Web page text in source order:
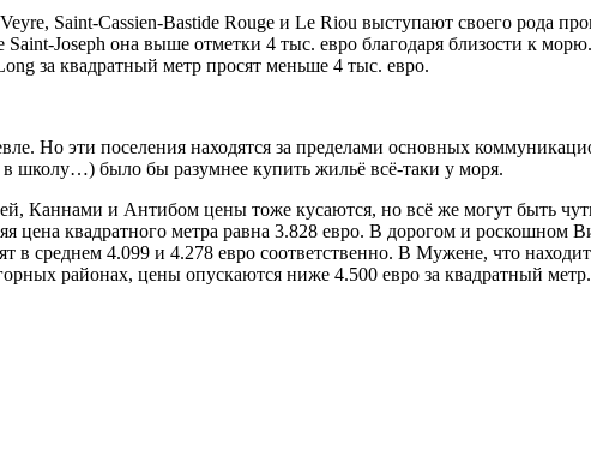
Saint-Cassien-Bastide Rouge и Le Riou выступают своего рода
Joseph она выше отметки 4 тыс. евро благодаря близости к
за квадратный метр просят меньше 4 тыс. евро.
Но эти поселения находятся за пределами основных
в школу…) было бы разумнее купить жильё всё-таки у моря.
Каннами и Антибом цены тоже кусаются, но всё же могут быть
цена квадратного метра равна 3.828 евро. В дорогом и роскошном
среднем 4.099 и 4.278 евро соответственно. В Мужене, что
районах, цены опускаются ниже 4.500 евро за квадратный